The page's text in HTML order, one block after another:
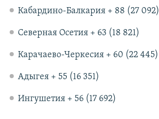
Кабардино-Балкария + 88 (27 092)
Северная Осетия + 63 (18 821)
Карачаево-Черкесия + 60 (22 445)
Адыгея + 55 (16 351)
Ингушетия + 56 (17 692)